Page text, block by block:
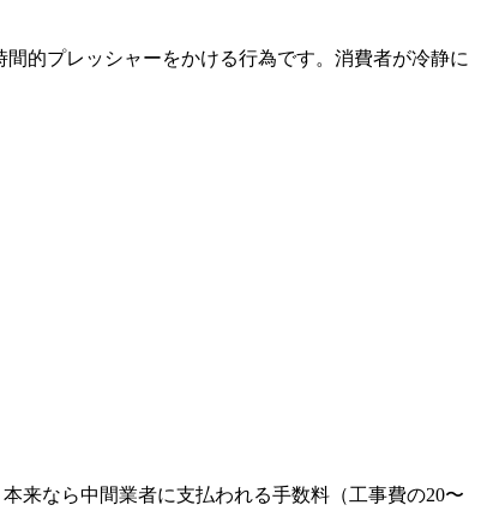
的プレッシャーをかける行為です。消費者が冷静に
来なら中間業者に支払われる手数料（工事費の20〜